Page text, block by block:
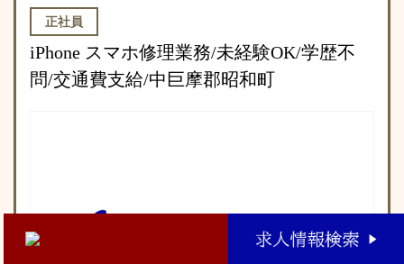
正社員
iPhone スマホ修理業務/未経験OK/学歴不
問/交通費支給/中巨摩郡昭和町